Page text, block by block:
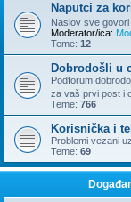
Naputci za
Naslov sve govori
Moderator/ica:
Teme: 12
Dobrodošli u
Podforum
za vaš prvi post i
Teme: 766
Korisnička i
Problemi vezani
Teme: 69